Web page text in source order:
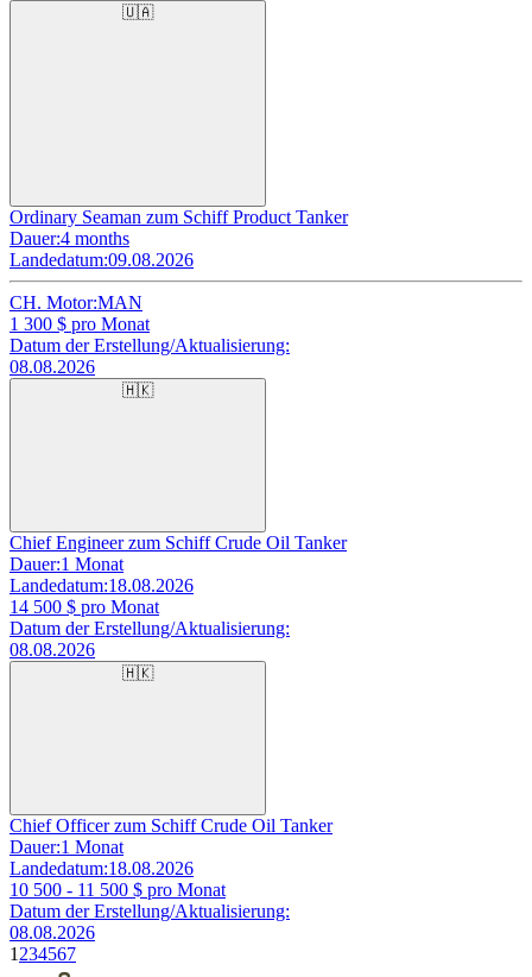
🇺🇦
Ordinary Seaman zum Schiff Product Tanker
Dauer:4 months
Landedatum:09.08.2026
CH. Motor:MAN
1 300 $ pro Monat
Datum der Erstellung/Aktualisierung:
08.08.2026
🇭🇰
Chief Engineer zum Schiff Crude Oil Tanker
Dauer:1 Monat
Landedatum:18.08.2026
14 500 $ pro Monat
Datum der Erstellung/Aktualisierung:
08.08.2026
🇭🇰
Chief Officer zum Schiff Crude Oil Tanker
Dauer:1 Monat
Landedatum:18.08.2026
10 500 - 11 500 $ pro Monat
Datum der Erstellung/Aktualisierung:
08.08.2026
1 234567